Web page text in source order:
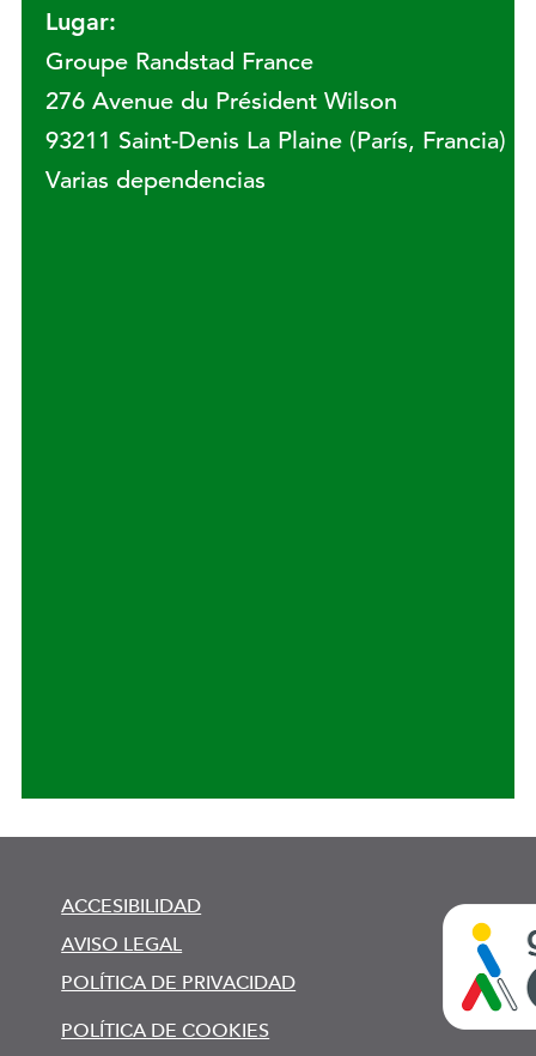
Lugar:
Groupe Randstad France
276 Avenue du Président Wilson
93211 Saint-Denis La Plaine (París, Francia)
Varias dependencias
ACCESIBILIDAD
AVISO LEGAL
POLÍTICA DE PRIVACIDAD
POLÍTICA DE COOKIES